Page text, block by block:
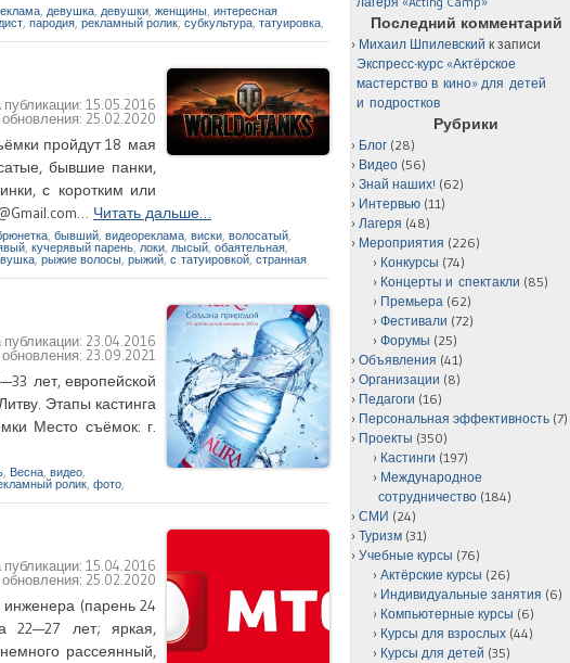
, девушка, девушки, женщины, интересная
, пародия, рекламный ролик, субкультура, татуировка,
публикации:15.05.2016
25.02.2020
пройдут 18 мая
бывшие панки,
с коротким или
Читать дальше…
, бывший, видеореклама, виски, волосатый,
, кучерявый парень, локи, лысый, обаятельная,
, рыжие волосы, рыжий, с татуировкой, странная
публикации: 23.04.2016
23.09.2021
лет, европейской
Этапы кастинга
Место съёмок: г.
, Весна, видео,
ролик, фото,
публикации:15.04.2016
25.02.2020
(парень 24
22—27 лет; яркая,
рассеянный,
Последний комментарий
Михаил Шпилевский к записи
Экспресс-курс «Актёрское
мастерство в кино» для детей
и подростков
Рубрики
Блог (28)
Видео (56)
Знай наших! (62)
Интервью (11)
Лагеря (48)
Мероприятия (226)
Конкурсы (74)
Концерты и спектакли (85)
Премьера (62)
Фестивали (72)
Форумы (25)
Объявления (41)
Организации (8)
Педагоги (16)
Персональная эффективность (7)
Проекты (350)
Кастинги (197)
Международное
сотрудничество (184)
СМИ (24)
Туризм (31)
Учебные курсы (76)
Актёрские курсы (26)
Индивидуальные занятия (6)
Компьютерные курсы (6)
Курсы для взрослых (44)
Курсы для детей (35)